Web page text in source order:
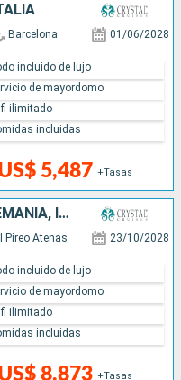
Barcelona 01/06/2028
5,487 +Tasas
incluido de lujo
de mayordomo
ilimitado
incluidas
GRECIA, TURQUÍA, EGIPTO, ALEMANIA, ISRAEL, CHIPRE
Pireo Atenas 23/10/2028
8,873 +Tasas
incluido de lujo
de mayordomo
ilimitado
incluidas